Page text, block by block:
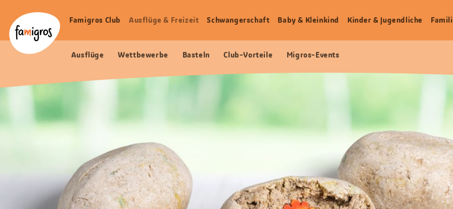
Navigation
Logo
Haupt
Famigros Club Ausflüge & Freizeit Schwangerschaft Baby & Kleinkind Kinder & Jugendliche
Ausflüge Wettbewerbe Basteln Club-Vorteile Migros-Events